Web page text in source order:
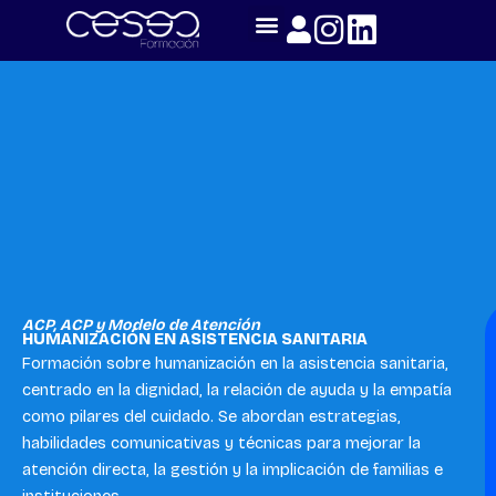
content
ACP,ACP y Modelo de Atención
HUMANIZACIÓN EN ASISTENCIA SANITARIA
Formación sobre humanización en la asistencia sanitaria,
centrado en la dignidad, la relación de ayuda y la empatía
como pilares del cuidado. Se abordan estrategias,
habilidades comunicativas y técnicas para mejorar la
atención directa, la gestión y la implicación de familias e